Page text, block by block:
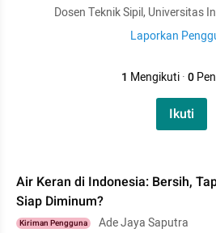
Dosen Teknik Sipil, Universitas
Laporkan
1 Mengikuti·0
Ikuti
Air Keran di Indonesia: Bersih,
Siap Diminum?
Kiriman Pengguna Ade Jaya Saputra